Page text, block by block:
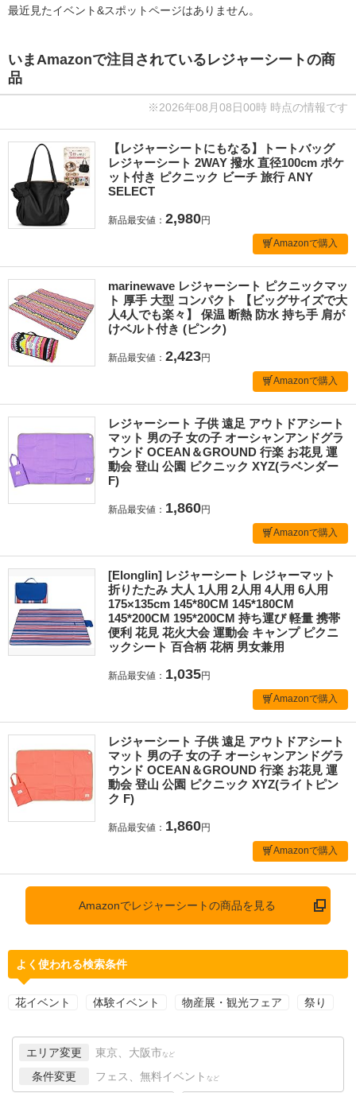
最近見たイベント&スポットページはありません。
いまAmazonで注目されているレジャーシートの商
品
※2026年08月08日00時 時点の情報です
【レジャーシートにもなる】トートバッグ
レジャーシート 2WAY 撥水 直径100cm ポケ
ット付き ピクニック ビーチ 旅行 ANY
SELECT
新品最安値： 2,980円
Amazonで購入
marinewave レジャーシート ピクニックマッ
ト 厚手 大型 コンパクト 【ビッグサイズで大
人4人でも楽々】 保温 断熱 防水 持ち手 肩が
けベルト付き (ピンク)
新品最安値： 2,423円
Amazonで購入
レジャーシート 子供 遠足 アウトドアシート
マット 男の子 女の子 オーシャンアンドグラ
ウンド OCEAN＆GROUND 行楽 お花見 運
動会 登山 公園 ピクニック XYZ(ラベンダー
F)
新品最安値： 1,860円
Amazonで購入
[Elonglin] レジャーシート レジャーマット
折りたたみ 大人 1人用 2人用 4人用 6人用
175×135cm 145*80CM 145*180CM
145*200CM 195*200CM 持ち運び 軽量 携帯
便利 花見 花火大会 運動会 キャンプ ピクニ
ックシート 百合柄 花柄 男女兼用
新品最安値： 1,035円
Amazonで購入
レジャーシート 子供 遠足 アウトドアシート
マット 男の子 女の子 オーシャンアンドグラ
ウンド OCEAN＆GROUND 行楽 お花見 運
動会 登山 公園 ピクニック XYZ(ライトピン
ク F)
新品最安値： 1,860円
Amazonで購入
Amazonでレジャーシートの商品を見る
よく使われる検索条件
花イベント 体験イベント 物産展・観光フェア 祭り
エリア変更 東京、大阪市 など
条件変更 フェス、無料イベント など